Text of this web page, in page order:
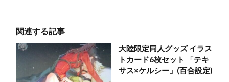
関連する記事
大陸限定同人グッズ イラス
トカード6枚セット 「テキ
サス×ケルシー」(百合設定)